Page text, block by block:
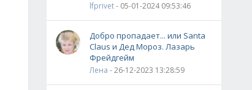
lfprivet- 05-01-2024 09:53:46
Добро пропадает... или Santa
Claus и Дед Мороз. Лазарь
Фрейдгейм
Лена - 26-12-2023 13:28:59